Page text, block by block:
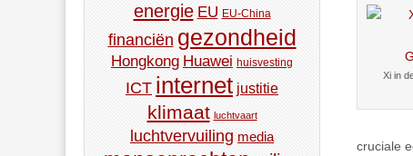
Xi in
cruciale
energie EU EU-China
financiën gezondheid
Hongkong Huawei huisvesting
ICT internet justitie
klimaat luchtvaart
luchtvervuiling media